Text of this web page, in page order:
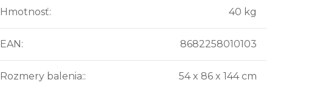
Hmotnosť: 40 kg
EAN: 8682258010103
Rozmery balenia:: 54 x 86 x 144 cm